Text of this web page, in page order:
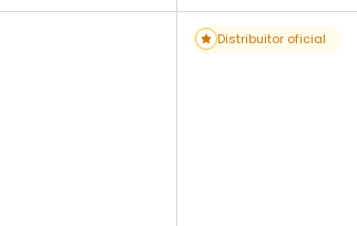
Distribuitor oficial